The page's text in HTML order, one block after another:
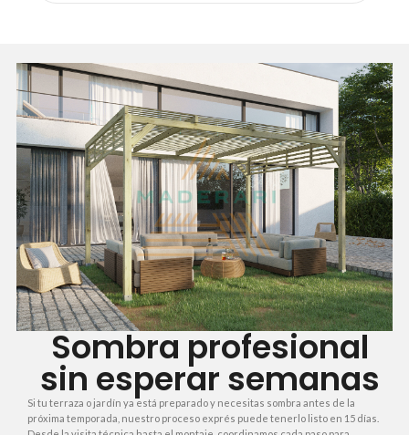
Sombra profesional
sin esperar semanas
Si tu terraza o jardín ya está preparado y necesitas sombra antes de la
próxima temporada, nuestro proceso exprés puede tenerlo listo en 15 días.